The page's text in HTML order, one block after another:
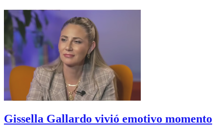
Gissella Gallardo vivió emotivo momento